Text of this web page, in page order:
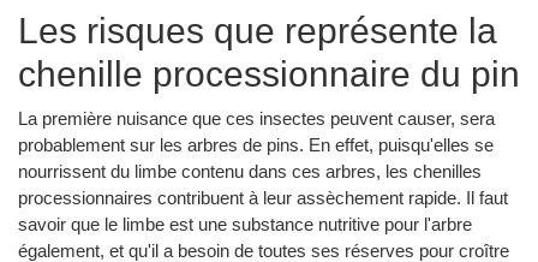
Les risques que représente la
chenille processionnaire du pin
La première nuisance que ces insectes peuvent causer, sera
probablement sur les arbres de pins. En effet, puisqu'elles se
nourrissent du limbe contenu dans ces arbres, les chenilles
processionnaires contribuent à leur assèchement rapide. Il faut
savoir que le limbe est une substance nutritive pour l'arbre
également, et qu'il a besoin de toutes ses réserves pour croître